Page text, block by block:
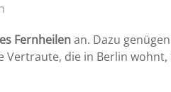
Fernheilenan. Dazu
Vertraute, die in Berlin